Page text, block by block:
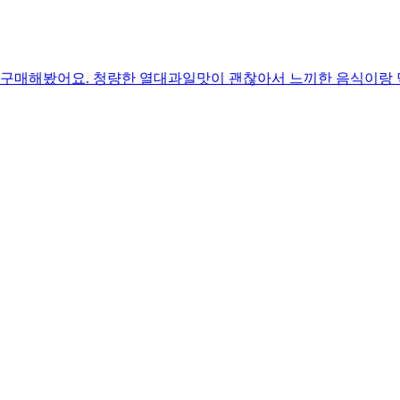
매해봤어요. 청량한 열대과일맛이 괜찮아서 느끼한 음식이랑